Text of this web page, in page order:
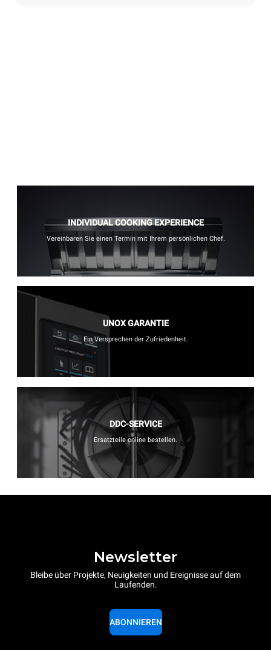
INDIVIDUAL COOKING EXPERIENCE
Vereinbaren Sie einen Termin mit Ihrem persönlichen Chef.
UNOX GARANTIE
Ein Versprechen der Zufriedenheit.
DDC-SERVICE
Ersatzteile online bestellen.
Newsletter
Bleibe über Projekte, Neuigkeiten und Ereignisse auf dem
Laufenden.
ABONNIEREN